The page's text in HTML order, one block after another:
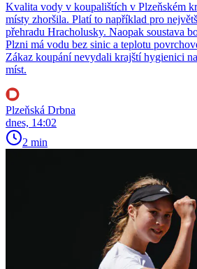
Kvalita vody v koupalištích v Plzeňském
místy zhoršila. Platí to například pro
přehradu Hracholusky. Naopak soustava
Plzni má vodu bez sinic a teplotu
Zákaz koupání nevydali krajští hygienici
míst.
Plzeňská Drbna
dnes, 14:02
2 min